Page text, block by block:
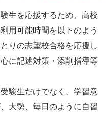
生を応援するため、高校
用可能時間を以下のよう
りの志望校合格を応援し
に記述対策・添削指導等
験生だけでなく、学習意
大勢、毎日のように自習